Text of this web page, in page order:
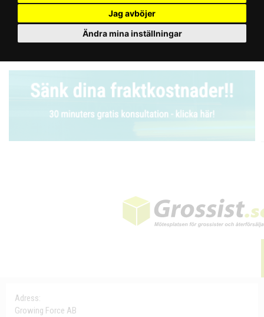
Jag avböjer
Ändra mina inställningar
Adress:
Growing Force AB